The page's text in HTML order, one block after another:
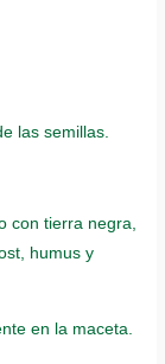
las semillas.
con tierra negra,
humus y
en la maceta.